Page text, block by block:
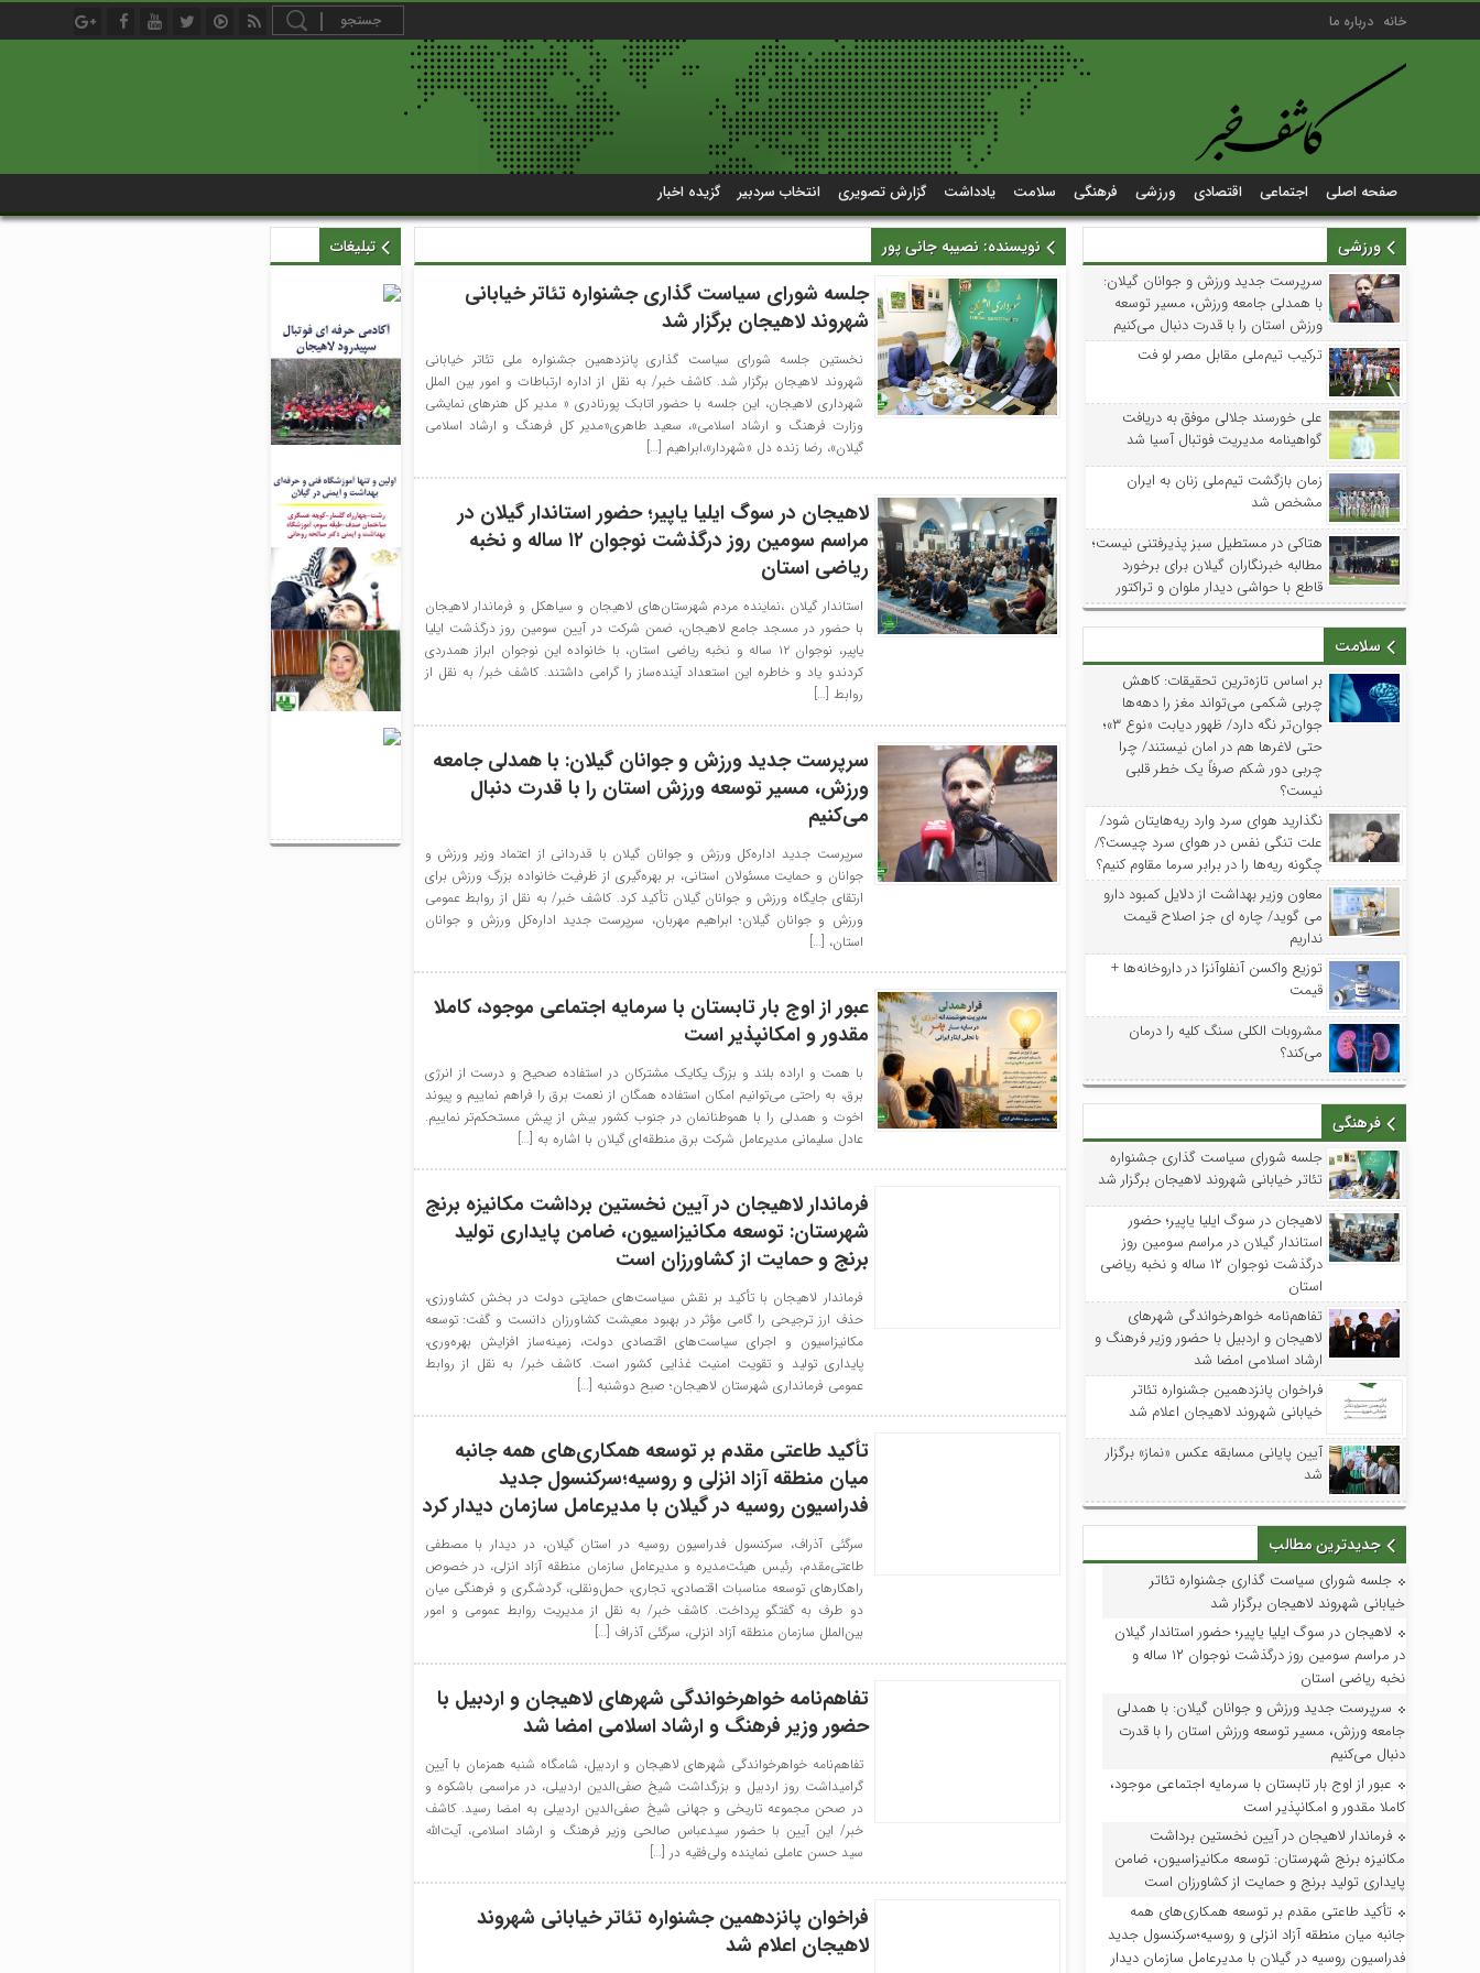
خانه درباره ما
صفحه اصلی اجتماعی اقتصادی ورزشی فرهنگی سلامت یادداشت گزارش تصویری انتخاب سردبیر گزیده اخبار
ورزشی
سرپرست جدید ورزش و جوانان گیلان:
با همدلی جامعه ورزش، مسیر توسعه
ورزش استان را با قدرت دنبال می‌کنیم
ترکیب تیم‌ملی مقابل مصر لو فت
علی خورسند جلالی موفق به دریافت
گواهینامه مدیریت فوتبال آسیا شد
زمان بازگشت تیم‌ملی زنان به ایران
مشخص شد
هتاکی در مستطیل سبز پذیرفتنی نیست؛
مطالبه خبرنگاران گیلان برای برخورد
قاطع با حواشی دیدار ملوان و تراکتور
سلامت
بر اساس تازه‌ترین تحقیقات: کاهش
چربی شکمی می‌تواند مغز را دهه‌ها
جوان‌تر نگه دارد/ ظهور دیابت «نوع ۳»؛
حتی لاغرها هم در امان نیستند/ چرا
چربی دور شکم صرفاً یک خطر قلبی
نیست؟
نگذارید هوای سرد وارد ریه‌هایتان شود/
علت تنگی نفس در هوای سرد چیست؟/
چگونه ریه‌ها را در برابر سرما مقاوم کنیم؟
معاون وزیر بهداشت از دلایل کمبود دارو
می گوید/ چاره ای جز اصلاح قیمت
نداریم
توزیع واکسن‌ آنفلوآنزا در داروخانه‌ها +
قیمت
مشروبات الکلی سنگ کلیه را درمان
می‌کند؟
فرهنگی
جلسه شورای سیاست گذاری جشنواره
تئاتر خیابانی شهروند لاهیجان برگزار شد
لاهیجان در سوگ ایلیا یاپیر؛ حضور
استاندار گیلان در مراسم سومین روز
درگذشت نوجوان ۱۲ ساله و نخبه ریاضی
استان
تفاهم‌نامه خواهرخواندگی شهرهای
لاهیجان و اردبیل با حضور وزیر فرهنگ و
ارشاد اسلامی امضا شد
فراخوان پانزدهمین جشنواره تئاتر
خیابانی شهروند لاهیجان اعلام شد
آیین پایانی مسابقه عکس «نماز» برگزار
شد
جدیدترین مطالب
جلسه شورای سیاست گذاری جشنواره تئاتر
خیابانی شهروند لاهیجان برگزار شد
لاهیجان در سوگ ایلیا یاپیر؛ حضور استاندار گیلان
در مراسم سومین روز درگذشت نوجوان ۱۲ ساله و
نخبه ریاضی استان
سرپرست جدید ورزش و جوانان گیلان: با همدلی
جامعه ورزش، مسیر توسعه ورزش استان را با قدرت
دنبال می‌کنیم
عبور از اوج بار تابستان با سرمایه اجتماعی موجود،
کاملا مقدور و امکانپذیر است
فرماندار لاهیجان در آیین نخستین برداشت
مکانیزه برنج شهرستان: توسعه مکانیزاسیون، ضامن
پایداری تولید برنج و حمایت از کشاورزان است
تأکید طاعتی مقدم بر توسعه همکاری‌های همه
جانبه میان منطقه آزاد انزلی و روسیه؛سرکنسول جدید
فدراسیون روسیه در گیلان با مدیرعامل سازمان دیدار
نویسنده:نصیبه جانی پور
جلسه شورای سیاست گذاری جشنواره تئاتر خیابانی
شهروند لاهیجان برگزار شد
نخستین جلسه شورای سیاست گذاری پانزدهمین جشنواره ملی تئاتر خیابانی
شهروند لاهیجان برگزار شد. کاشف خبر/ به نقل از اداره ارتباطات و امور بین الملل
شهرداری لاهیجان، این جلسه با حضور اتابک پورنادری « مدیر کل هنرهای نمایشی
وزارت فرهنگ و ارشاد اسلامی»، سعید طاهری«مدیر کل فرهنگ و ارشاد اسلامی
گیلان»، رضا زنده دل «شهردار»،ابراهیم […]
لاهیجان در سوگ ایلیا یاپیر؛ حضور استاندار گیلان در
مراسم سومین روز درگذشت نوجوان ۱۲ ساله و نخبه
ریاضی استان
استاندار گیلان ،نماینده مردم شهرستان‌های لاهیجان و سیاهکل و فرماندار لاهیجان
با حضور در مسجد جامع لاهیجان، ضمن شرکت در آیین سومین روز درگذشت ایلیا
یاپیر، نوجوان ۱۲ ساله و نخبه ریاضی استان، با خانواده این نوجوان ابراز همدردی
کردندو یاد و خاطره این استعداد آینده‌ساز را گرامی داشتند. کاشف خبر/ به نقل از
روابط […]
سرپرست جدید ورزش و جوانان گیلان: با همدلی جامعه
ورزش، مسیر توسعه ورزش استان را با قدرت دنبال
می‌کنیم
سرپرست جدید اداره‌کل ورزش و جوانان گیلان با قدردانی از اعتماد وزیر ورزش و
جوانان و حمایت مسئولان استانی، بر بهره‌گیری از ظرفیت خانواده بزرگ ورزش برای
ارتقای جایگاه ورزش و جوانان گیلان تأکید کرد. کاشف خبر/ به نقل از روابط عمومی
ورزش و جوانان گیلان؛ ابراهیم مهربان، سرپرست جدید اداره‌کل ورزش و جوانان
استان، […]
عبور از اوج بار تابستان با سرمایه اجتماعی موجود، کاملا
مقدور و امکانپذیر است
با همت و اراده بلند و بزرگ یکایک مشترکان در استفاده صحیح و درست از انرژی
برق، به راحتی می‌توانیم امکان استفاده همگان از نعمت‌ برق را فراهم نماییم و پیوند
اخوت و همدلی را با هموطنانمان در جنوب کشور بیش از پیش مستحکم‌تر نماییم.
عادل سلیمانی مدیرعامل شرکت برق منطقه‌ای گیلان با اشاره به […]
فرماندار لاهیجان در آیین نخستین برداشت مکانیزه برنج
شهرستان: توسعه مکانیزاسیون، ضامن پایداری تولید
برنج و حمایت از کشاورزان است
فرماندار لاهیجان با تأکید بر نقش سیاست‌های حمایتی دولت در بخش کشاورزی،
حذف ارز ترجیحی را گامی مؤثر در بهبود معیشت کشاورزان دانست و گفت: توسعه
مکانیزاسیون و اجرای سیاست‌های اقتصادی دولت، زمینه‌ساز افزایش بهره‌وری،
پایداری تولید و تقویت امنیت غذایی کشور است. کاشف خبر/ به نقل از روابط
عمومی فرمانداری شهرستان لاهیجان؛ صبح دوشنبه […]
تأکید طاعتی مقدم بر توسعه همکاری‌های همه جانبه
میان منطقه آزاد انزلی و روسیه؛سرکنسول جدید
فدراسیون روسیه در گیلان با مدیرعامل سازمان دیدار کرد
سرگئی آذراف، سرکنسول فدراسیون روسیه در استان گیلان، در دیدار با مصطفی
طاعتی‌مقدم، رئیس هیئت‌مدیره و مدیرعامل سازمان منطقه آزاد انزلی، در خصوص
راهکارهای توسعه مناسبات اقتصادی، تجاری، حمل‌ونقلی، گردشگری و فرهنگی میان
دو طرف به گفتگو پرداخت. کاشف خبر/ به نقل از مدیریت روابط عمومی و امور
بین‌الملل سازمان منطقه آزاد انزلی، سرگئی آذراف […]
تفاهم‌نامه خواهرخواندگی شهرهای لاهیجان و اردبیل با
حضور وزیر فرهنگ و ارشاد اسلامی امضا شد
تفاهم‌نامه خواهرخواندگی شهرهای لاهیجان و اردبیل، شامگاه شنبه همزمان با آیین
گرامیداشت روز اردبیل و بزرگداشت شیخ صفی‌الدین اردبیلی، در مراسمی باشکوه و
در صحن مجموعه تاریخی و جهانی شیخ صفی‌الدین اردبیلی به امضا رسید. کاشف
خبر/ این آیین با حضور سیدعباس صالحی وزیر فرهنگ و ارشاد اسلامی، آیت‌الله
سید حسن عاملی نماینده ولی‌فقیه در […]
فراخوان پانزدهمین جشنواره تئاتر خیابانی شهروند
لاهیجان اعلام شد
تبلیغات